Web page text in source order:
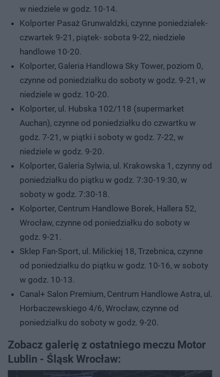
w niedziele w godz. 10-14.
Kolporter Pasaż Grunwaldzki, czynne poniedziałek-
czwartek 9-21, piątek- sobota 9-22, niedziele
handlowe 10-20.
Kolporter, Galeria Handlowa Sky Tower, poziom 0,
czynne od poniedziałku do soboty w godz. 9-21, w
niedziele w godz. 10-20.
Kolporter, ul. Hubska 102/118 (supermarket
Auchan), czynne od poniedziałku do czwartku w
godz. 7-21, w piątki i soboty w godz. 7-22, w
niedziele w godz. 9-20.
Kolporter, Galeria Sylwia, ul. Krakowska 1, czynny od
poniedziałku do piątku w godz. 7:30-19:30, w
soboty w godz. 7:30-18.
Kolporter, Centrum Handlowe Borek, Hallera 52,
Wrocław, czynne od poniedziałku do soboty w
godz. 9-21.
Sklep Fan-Sport, ul. Milickiej 18, Trzebnica, czynne
od poniedziałku do piątku w godz. 10-16, w soboty
w godz. 10-13.
Canal+ Salon Premium, Centrum Handlowe Astra, ul.
Horbaczewskiego 4/6, Wrocław, czynne od
poniedziałku do soboty w godz. 9-20.
Zobacz galerię z ostatniego meczu Motor
Lublin - Śląsk Wrocław: